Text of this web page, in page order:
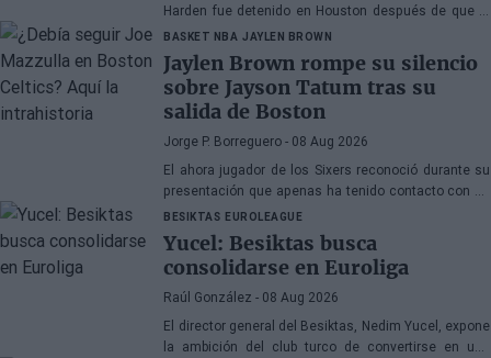
Harden fue detenido en Houston después de que la
policía encontrara una pistola en su vehículo
BASKET NBA JAYLEN BROWN
Jaylen Brown rompe su silencio
sobre Jayson Tatum tras su
salida de Boston
Jorge P. Borreguero - 08 Aug 2026
El ahora jugador de los Sixers reconoció durante su
presentación que apenas ha tenido contacto con su
antiguo compañero
BESIKTAS EUROLEAGUE
Yucel: Besiktas busca
consolidarse en Euroliga
Raúl González - 08 Aug 2026
El director general del Besiktas, Nedim Yucel, expone
la ambición del club turco de convertirse en una